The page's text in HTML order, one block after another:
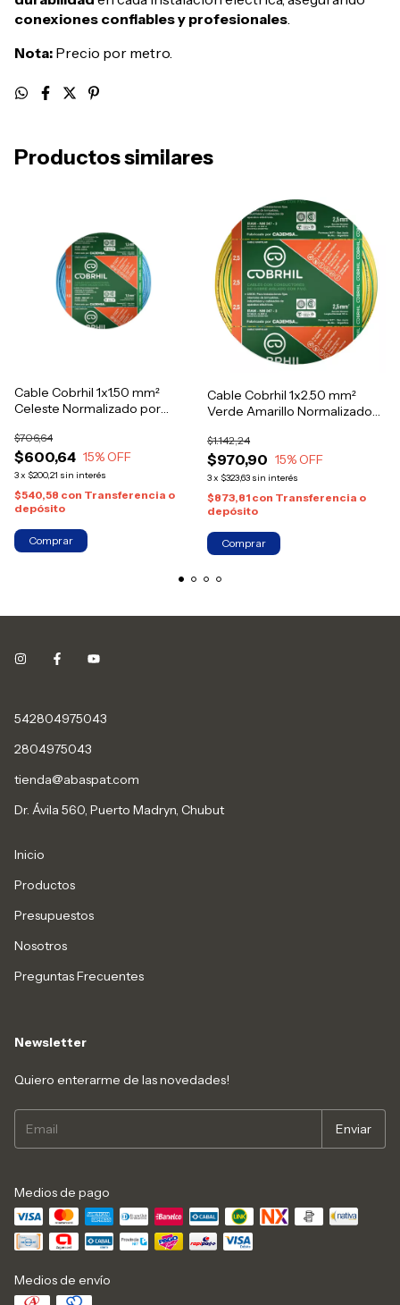
conexiones confiables y profesionales.
Nota: Precio por metro.
Productos similares
Cable Cobrhil 1x1.50 mm²
Celeste Normalizado por
$600,64
$706,64
15% OFF
3x $200,21 sin interés
$540,58 con Transferencia o
depósito
Cable Cobrhil 1x2.50 mm²
Verde Amarillo Normalizado
$970,90
$1.142,24
15% OFF
3x $323,63 sin interés
$873,81 con Transferencia o
depósito
542804975043
2804975043
tienda@abaspat.com
Dr. Ávila 560, Puerto Madryn, Chubut
Inicio
Productos
Presupuestos
Nosotros
Preguntas Frecuentes
Newsletter
Quiero enterarme de las novedades!
Medios de pago
Medios de envío